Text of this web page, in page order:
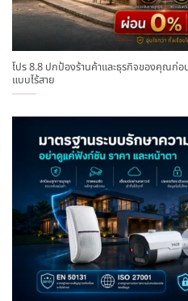
โปร 8.8 ปกป้องร้านค้าและธุรกิจของคุณก่
แบบไร้สาย